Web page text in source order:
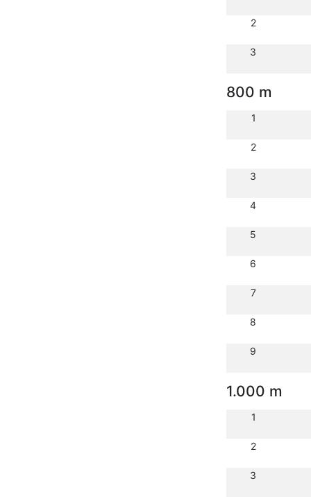
2
3
800 m
1
2
3
4
5
6
7
8
9
1.000 m
1
2
3